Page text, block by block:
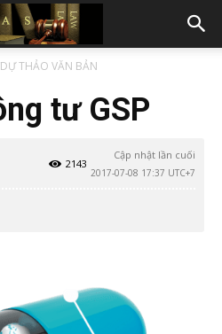
THẢO VĂN BẢN
tư GSP
Cập nhật lần cuối
2017-07-08 17:37 UTC+7
2143